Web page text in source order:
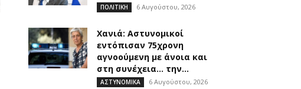
ΠΟΛΙΤΙΚΗ 6 Αυγούστου, 2026
Χανιά: Αστυνομικοί
εντόπισαν 75χρονη
αγνοούμενη με άνοια και
στη συνέχεια… την...
ΑΣΤΥΝΟΜΙΚΑ 6 Αυγούστου, 2026